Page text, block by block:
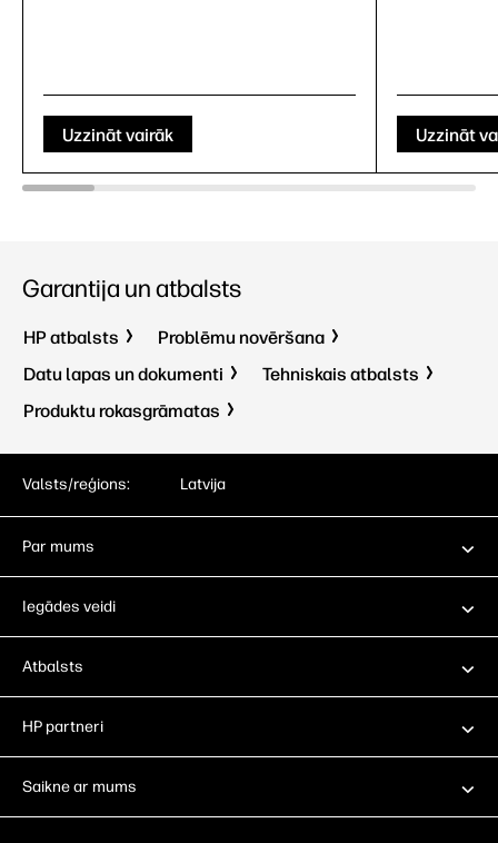
Uzzināt vairāk Uzzināt
Garantija un atbalsts
HP atbalsts
Problēmu novēršana
Datu lapas un dokumenti
Tehniskais atbalsts
Produktu rokasgrāmatas
Valsts/reģions: Latvija
Par mums
Iegādes veidi
Atbalsts
HP partneri
Saikne ar mums